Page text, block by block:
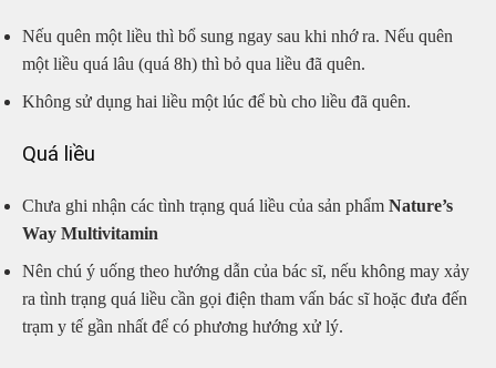
Nếu quên một liều thì bổ sung ngay sau khi nhớ ra. Nếu quên
một liều quá lâu (quá 8h) thì bỏ qua liều đã quên.
Không sử dụng hai liều một lúc để bù cho liều đã quên.
Quá liều
Chưa ghi nhận các tình trạng quá liều của sản phẩm Nature’s
Way Multivitamin
Nên chú ý uống theo hướng dẫn của bác sĩ, nếu không may xảy
ra tình trạng quá liều cần gọi điện tham vấn bác sĩ hoặc đưa đến
trạm y tế gần nhất để có phương hướng xử lý.